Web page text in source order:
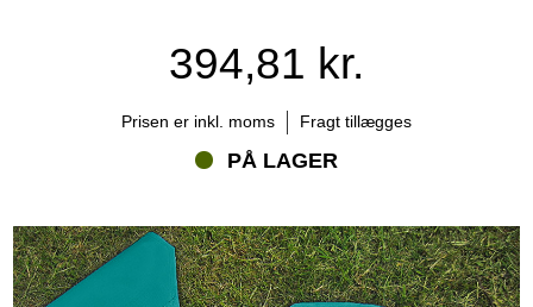
394,81 kr.
Prisen er inkl. moms Fragt tillægges
PÅ LAGER